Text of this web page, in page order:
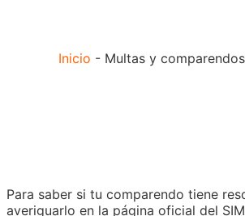
Inicio - Multas y comparendos
Para saber si tu comparendo tiene
averiguarlo en la página oficial del